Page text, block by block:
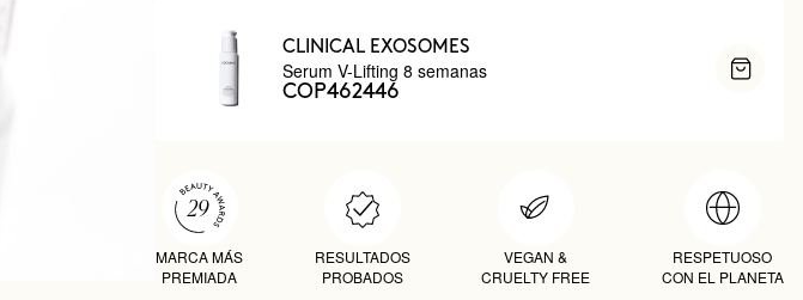
CLINICAL EXOSOMES
Serum V-Lifting 8 semanas
COP462446
MARCA MÁS
PREMIADA
RESULTADOS
PROBADOS
VEGAN &
CRUELTY FREE
RESPETUOSO
CON EL PLANETA